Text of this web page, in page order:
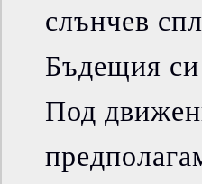
слънчев
Бъдещия
Под